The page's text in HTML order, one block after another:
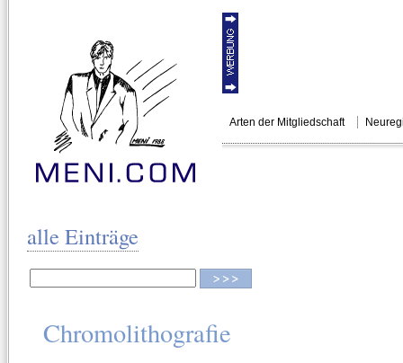
Arten der Mitgliedschaft
alle Einträge
Chromolithografie